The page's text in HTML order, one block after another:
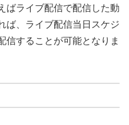
ばライブ配信で配信した動
ば、ライブ配信当日スケジ
信することが可能となりま